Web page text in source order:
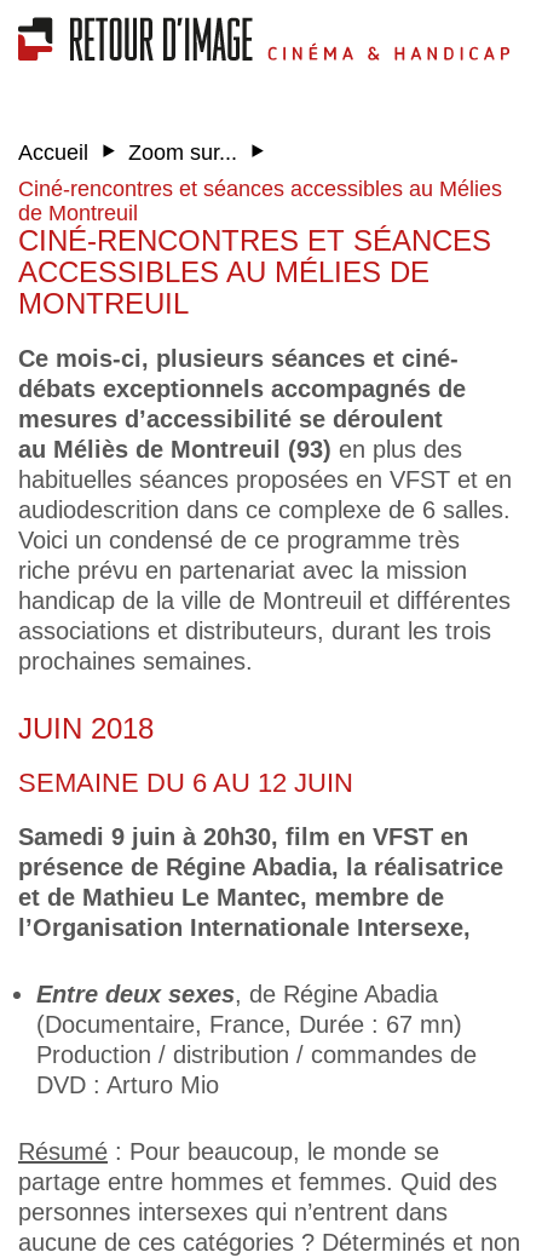
Accueil ‣ Zoom sur... ‣
Ciné-rencontres et séances accessibles au Mélies
de Montreuil
CINÉ-RENCONTRES ET SÉANCES
ACCESSIBLES AU MÉLIES DE
MONTREUIL
Ce mois-ci, plusieurs séances et ciné-
débats exceptionnels accompagnés de
mesures d’accessibilité se déroulent
au Méliès de Montreuil (93) en plus des
habituelles séances proposées en VFST et en
audiodescrition dans ce complexe de 6 salles.
Voici un condensé de ce programme très
riche prévu en partenariat avec la mission
handicap de la ville de Montreuil et différentes
associations et distributeurs, durant les trois
prochaines semaines.
JUIN 2018
SEMAINE DU 6 AU 12 JUIN
Samedi 9 juin à 20h30, film en VFST en
présence de Régine Abadia, la réalisatrice
et de Mathieu Le Mantec, membre de
l’Organisation Internationale Intersexe,
Entre deux sexes, de Régine Abadia
(Documentaire, France, Durée : 67 mn)
Production / distribution / commandes de
DVD : Arturo Mio
Résumé : Pour beaucoup, le monde se
partage entre hommes et femmes. Quid des
personnes intersexes qui n’entrent dans
aucune de ces catégories ? Déterminés et non